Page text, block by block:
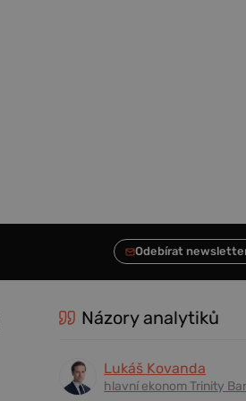
Názory analytiků
Lukáš Kovanda
hlavní ekonom Trinity